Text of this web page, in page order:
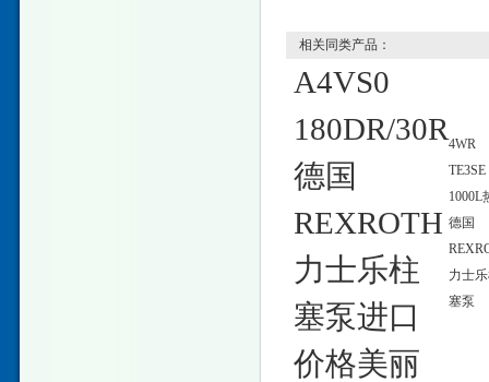
相关同类产品：
A4VS0
180DR/30R
德国
REXROTH
力士乐柱
塞泵进口
价格美丽
4WR
TE3SE
1000L
德国
力士
塞泵